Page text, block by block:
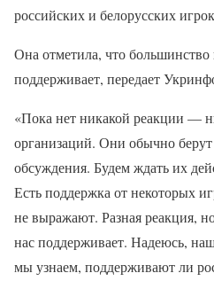
российских и белорусских
Она отметила, что большинство
поддерживает, передает
«Пока нет никакой реакции —
организаций. Они обычно
обсуждения. Будем ждать их
Есть поддержка от некоторых
не выражают. Разная реакция,
нас поддерживает. Надеюсь,
мы узнаем, поддерживают ли